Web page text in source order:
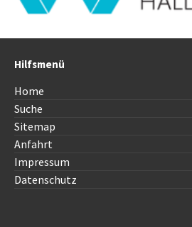
Hilfsmenü
Home
Suche
Sitemap
Anfahrt
Impressum
Datenschutz